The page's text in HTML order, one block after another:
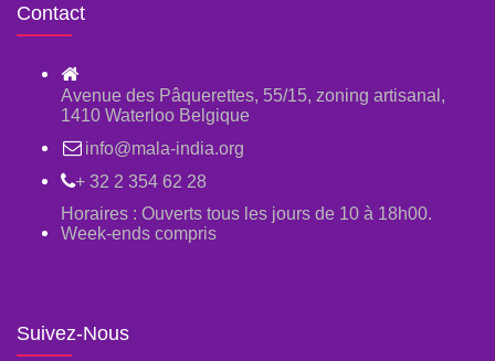
Contact
Avenue des Pâquerettes, 55/15, zoning artisanal,
1410 Waterloo Belgique
info@mala-india.org
+ 32 2 354 62 28
Horaires : Ouverts tous les jours de 10 à 18h00.
Week-ends compris
Suivez-Nous